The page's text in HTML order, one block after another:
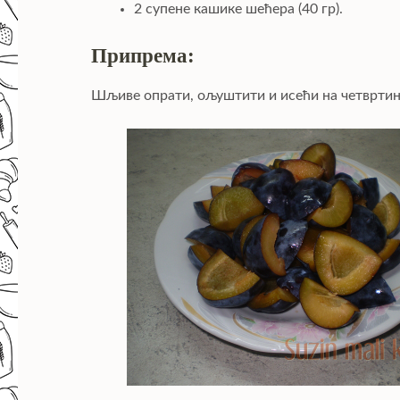
2 супене кашике шећера (40 гр).
Припрема:
Шљиве опрати, ољуштити и исећи на